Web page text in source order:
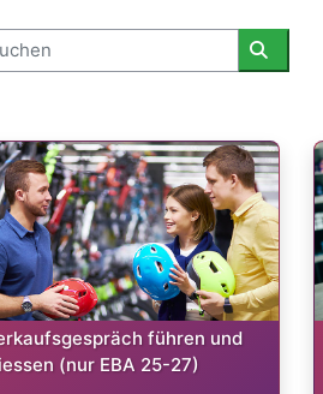
Kurse
führen und
(nur EBA 25-27)